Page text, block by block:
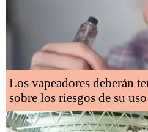
Los vapeadores deberán
sobre los riesgos de su